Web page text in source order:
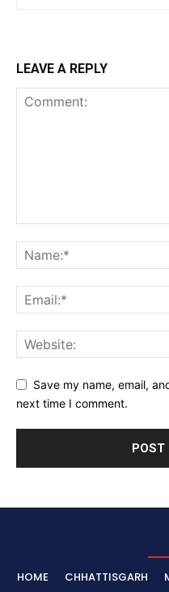
LEAVE A REPLY
Save my name, email,
next time I comment.
HOME CHHATTISGARH